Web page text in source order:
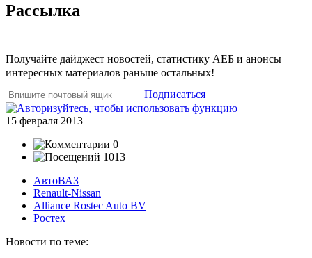
Рассылка
Получайте дайджест новостей, статистику АЕБ и анонсы
интересных материалов раньше остальных!
Подписаться
15 февраля 2013
0
1013
АвтоВАЗ
Renault-Nissan
Alliance Rostec Auto BV
Ростех
Новости по теме: